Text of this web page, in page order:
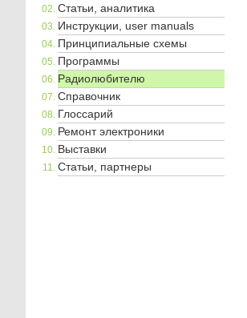
Статьи, аналитика
Инструкции, user manuals
Принципиальные схемы
Программы
Радиолюбителю
Справочник
Глоссарий
Ремонт электроники
Выставки
Статьи, партнеры